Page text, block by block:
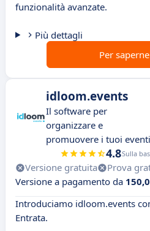
funzionalità avanzate.
Più dettagli
Per
idloom.events
Il software per
organizzare e
promuovere i tuoi
4.8Sulla
Versione gratuita Prova
Versione a pagamento da
Introduciamo idloom.events
Entrata.